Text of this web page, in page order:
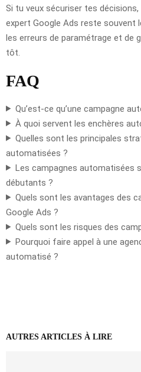
Si tu veux sécuriser tes décisions,
expert Google Ads reste souvent
les erreurs de paramétrage et de
tôt.
FAQ
Qu’est-ce qu’une campagne
À quoi servent les enchères
Quelles sont les principales
automatisées ?
Les campagnes automatisées
débutants ?
Quels sont les avantages des
Google Ads ?
Quels sont les risques des
Pourquoi faire appel à une
automatisé ?
AUTRES ARTICLES À LIRE